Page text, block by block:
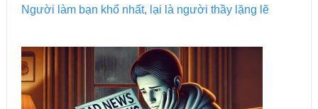
Người làm bạn khổ nhất, lại là người thầy lặng lẽ